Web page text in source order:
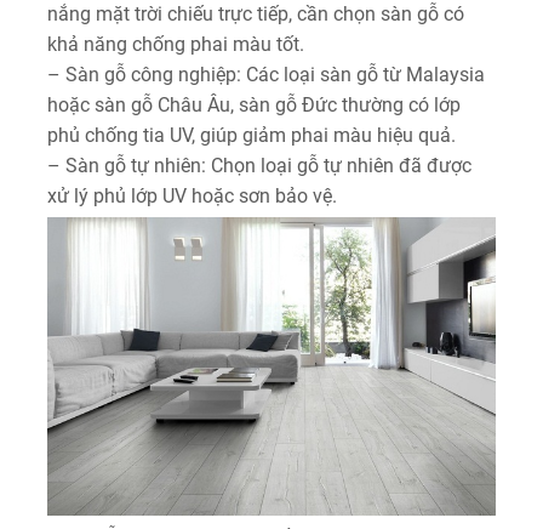
nắng mặt trời chiếu trực tiếp, cần chọn sàn gỗ có
khả năng chống phai màu tốt.
– Sàn gỗ công nghiệp: Các loại sàn gỗ từ Malaysia
hoặc sàn gỗ Châu Âu, sàn gỗ Đức thường có lớp
phủ chống tia UV, giúp giảm phai màu hiệu quả.
– Sàn gỗ tự nhiên: Chọn loại gỗ tự nhiên đã được
xử lý phủ lớp UV hoặc sơn bảo vệ.